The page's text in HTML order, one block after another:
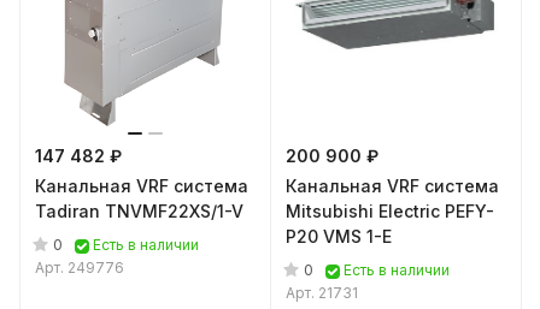
147 482 ₽
Канальная VRF система
Tadiran TNVMF22XS/1-V
0
Есть в наличии
Арт. 249776
200 900 ₽
Канальная VRF система
Mitsubishi Electric PEFY-
P20 VMS 1-E
0
Есть в наличии
Арт. 21731